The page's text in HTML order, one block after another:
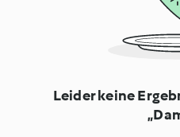
Leider keine